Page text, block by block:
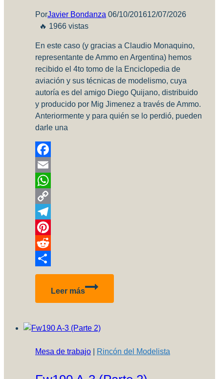
PorJavier Bondanza 06/10/201612/07/2026
🔥 1966 vistas
En este caso (y gracias a Claudio Monaquino,
representante de Ammo en Argentina) hemos
recibido el 4to tomo de la Enciclopedia de
aviación y sus técnicas de modelismo, cuya
autoría es del amigo Diego Quijano, distribuido
y producido por Mig Jimenez a través de Ammo.
Anteriormente y para quién se lo perdió, pueden
darle una
Facebook
Email
WhatsApp
Copy
Link
Telegram
Pinterest
Reddit
Compartir
Leer más
Revisión
–
4
Mesa de trabajo Rincón del Modelista